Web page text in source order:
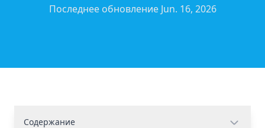
Последнее обновление Jun. 16, 2026
Содержание